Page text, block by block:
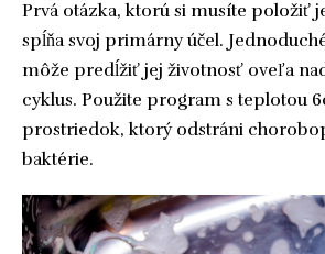
Prvá otázka, ktorú si musíte položiť
spĺňa svoj primárny účel.
môže predĺžiť jej životnosť oveľa
cyklus. Použite program s teplotou
prostriedok, ktorý odstráni
baktérie.